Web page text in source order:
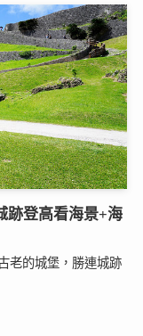
跡登高看海景+海
老的城堡，勝連城跡